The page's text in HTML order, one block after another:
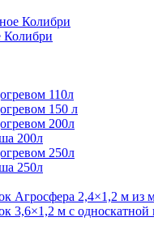
Колибри
Колибри
110л
150 л
200л
200л
250л
250л
Агросфера 2,4×1,2 м из
3,6×1,2 м с